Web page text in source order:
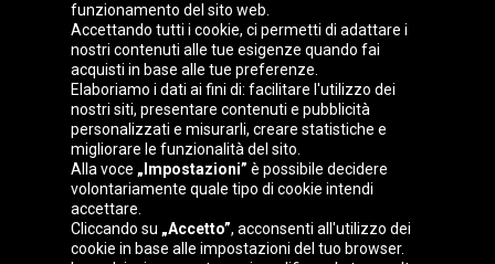
Gruppo Oponeo
Belgique
Česká
republika
Deutschland Éire
España
funzionamento del sito web.
Accettando tutti i cookie, ci permetti di adattare i
nostri contenuti alle tue esigenze quando fai
acquisti in base alle tue preferenze.
Elaboriamo i dati ai fini di: facilitare l'utilizzo dei
nostri siti, presentare contenuti e pubblicità
personalizzati e misurarli, creare statistiche e
migliorare le funzionalità del sito.
Alla voce „Impostazioni” è possibile decidere
volontariamente quale tipo di cookie intendi
accettare.
Cliccando su „Accetto”, acconsenti all'utilizzo dei
cookie in base alle impostazioni del tuo browser.